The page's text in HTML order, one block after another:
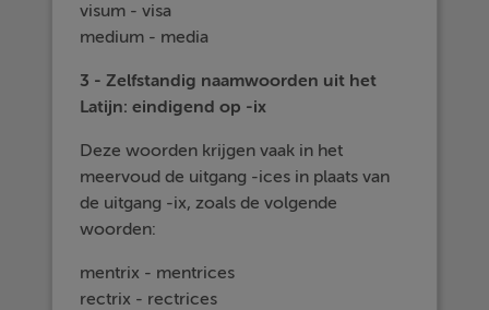
visum - visa
medium - media
3 - Zelfstandig naamwoorden uit het
Latijn: eindigend op -ix
Deze woorden krijgen vaak in het
meervoud de uitgang -ices in plaats van
de uitgang -ix, zoals de volgende
woorden:
mentrix - mentrices
rectrix - rectrices